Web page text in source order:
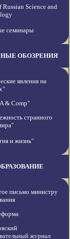
Russian Science and
семинары
ОБОЗРЕНИЯ
явления на
& Comp"
странного
и жизнь"
письмо министру
журнал